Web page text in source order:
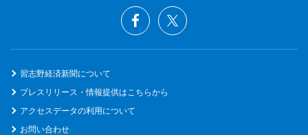
習志野経済新聞について
プレスリリース・情報提供はこちらから
アクセスデータの利用について
お問い合わせ